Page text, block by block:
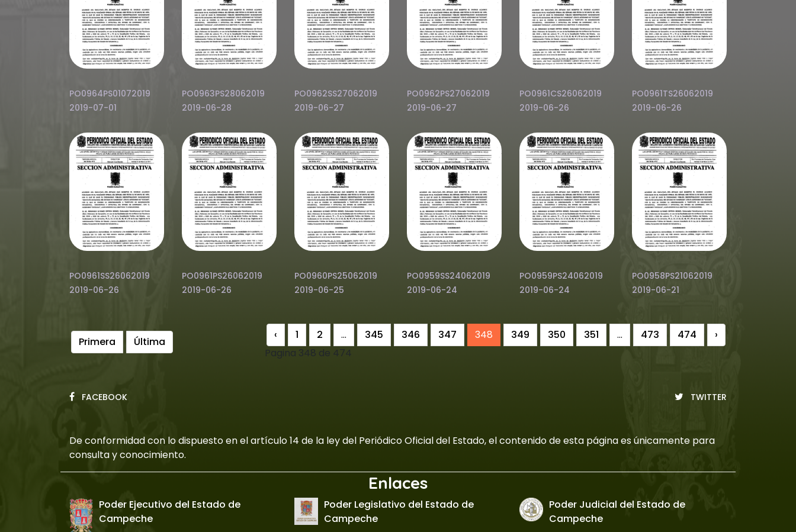
PO0964PS01072019
2019-07-01
PO0963PS28062019
2019-06-28
PO0962SS27062019
2019-06-27
PO0962PS27062019
2019-06-27
PO0961CS26062019
2019-06-26
PO0961TS26062019
2019-06-26
PO0961SS26062019
2019-06-26
PO0961PS26062019
2019-06-26
PO0960PS25062019
2019-06-25
PO0959SS24062019
2019-06-24
PO0959PS24062019
2019-06-24
PO0958PS21062019
2019-06-21
Primera Última
‹ 1 2 ... 345 346 347 348 349 350 351 ... 473 474
›
Pagina 348 de 474
FACEBOOK TWITTER
De conformidad con lo dispuesto en el artículo 14 de la ley del Periódico Oficial del Estado, el contenido de esta página es únicamente para
consulta y conocimiento.
Enlaces
Poder Ejecutivo del Estado de
Campeche
Poder Legislativo del Estado de
Campeche
Poder Judicial del Estado de
Campeche